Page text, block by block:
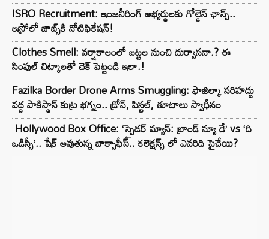
ISRO Recruitment: ఇంజనీరింగ్‌ అభ్యర్థులకు గోల్డెన్‌ ఛాన్స్..
ఇస్రోలో జాబ్స్‌కి నోటిఫికేషన్!
Clothes Smell: వర్షాకాలంలో బట్టల నుంచి దుర్వాసనా.? ఈ
సింపుల్ చిట్కాలతో చెక్ పెట్టండి ఇలా.!
Fazilka Border Drone Arms Smuggling: ఫాజిల్కా సరిహద్దు
వద్ద పాకిస్థాన్ కుట్ర భగ్నం.. డ్రోన్, పిస్టల్, తూటాలు స్వాధీనం
Hollywood Box Office: ‘స్పైడర్ మ్యాన్: బ్రాండ్ న్యూ డే’ vs ‘ది
ఒడిస్సీ’.. షేక్ అవుతున్న బాక్సాఫీస్.. కలెక్షన్స్ లో ఎవరిది పైచేయి?